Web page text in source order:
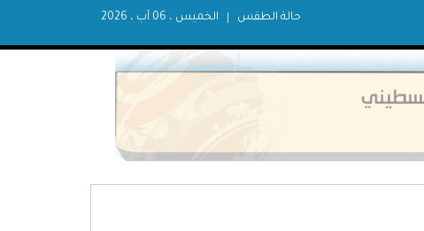
الخميس ، 06 آب ، 2026 حالة الطقس